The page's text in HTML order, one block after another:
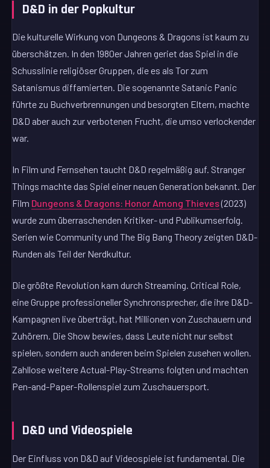
D&D in der Popkultur
Die kulturelle Wirkung von Dungeons & Dragons ist kaum zu
überschätzen. In den 1980er Jahren geriet das Spiel in die
Schusslinie religiöser Gruppen, die es als Tor zum
Satanismus diffamierten. Die sogenannte Satanic Panic
führte zu Buchverbrennungen und besorgten Eltern, machte
D&D aber auch zur verbotenen Frucht, die umso verlockender
war.
In Film und Fernsehen taucht D&D regelmäßig auf. Stranger
Things machte das Spiel einer neuen Generation bekannt. Der
Film Dungeons & Dragons: Honor Among Thieves(2023)
wurde zum überraschenden Kritiker- und Publikumserfolg.
Serien wie Community und The Big Bang Theory zeigten D&D-
Runden als Teil der Nerdkultur.
Die größte Revolution kam durch Streaming. Critical Role,
eine Gruppe professioneller Synchronsprecher, die ihre D&D-
Kampagnen live überträgt, hat Millionen von Zuschauern und
Zuhörern. Die Show bewies, dass Leute nicht nur selbst
spielen, sondern auch anderen beim Spielen zusehen wollen.
Zahllose weitere Actual-Play-Streams folgten und machten
Pen-and-Paper-Rollenspiel zum Zuschauersport.
D&D und Videospiele
Der Einfluss von D&D auf Videospiele ist fundamental. Die